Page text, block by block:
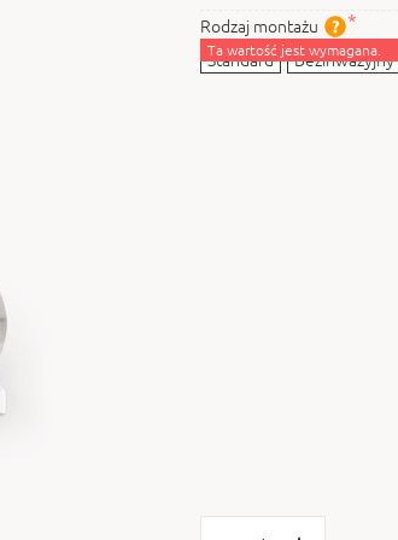
Rodzaj montażu
Standard
Bezinwazyjny
Ta wartość jest wymagana.